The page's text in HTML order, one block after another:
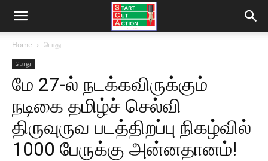
Home பொது
பொது
மே 27-ல் நடக்கவிருக்கும்
நடிகை தமிழ்ச் செல்வி
திருவுருவ படத்திறப்பு நிகழ்வில்
1000 பேருக்கு அன்னதானம்!